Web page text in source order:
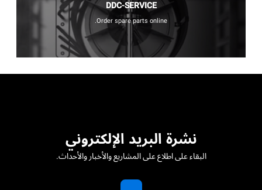
DDC-SERVICE
Order spare parts online.
نشرة البريد الإلكتروني
البقاء على اطلاع على المشاريع والأخبار والأحداث.